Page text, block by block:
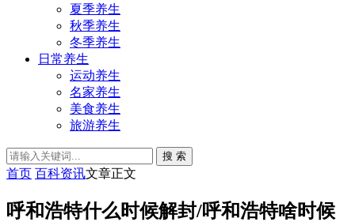
夏季养生
秋季养生
冬季养生
日常养生
运动养生
名家养生
美食养生
旅游养生
搜 索
首页 百科资讯文章正文
呼和浩特什么时候解封/呼和浩特啥时候